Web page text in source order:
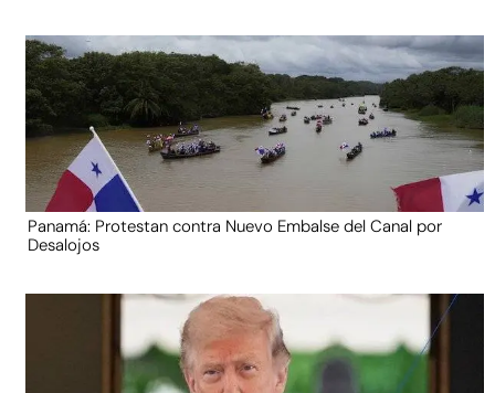
Panamá: Protestan contra Nuevo Embalse del Canal por
Desalojos